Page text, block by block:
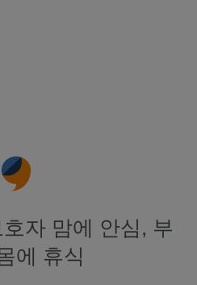
자 맘에 안심, 부
에 휴식